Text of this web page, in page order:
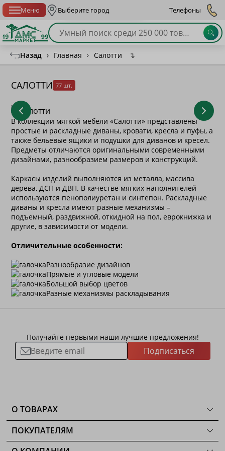
Меню Выберите город Телефоны
Назад › Главная › Салотти ↴
САЛОТТИ 77 шт.
В коллекции мягкой мебели «Салотти» представлены
простые и раскладные диваны, кровати, кресла и пуфы, а
также бельевые ящики и подушки для диванов и кресел.
Предметы отличаются оригинальными современными
дизайнами, разнообразием размеров и конструкций.
Каркасы изделий выполняются из металла, массива
дерева, ДСП и ДВП. В качестве мягких наполнителей
используются пенополиуретан и синтепон. Раскладные
диваны и кресла имеют разные механизмы –
подъемный, раздвижной, откидной на пол, еврокнижка и
другие, в зависимости от модели.
Отличительные особенности:
Разнообразие дизайнов
Прямые и угловые модели
Большой выбор цветов
Разные механизмы раскладывания
Получайте первыми наши лучшие предложения!
Подписаться
О ТОВАРАХ
ТОВАРЫ
КОМНАТЫ
КОЛЛЕКЦИИ
ПОКУПАТЕЛЯМ
Как сделать заказ